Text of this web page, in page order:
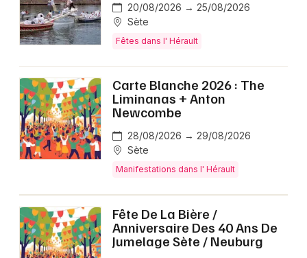
20/08/2026 → 25/08/2026
Sète
Fêtes dans l' Hérault
Carte Blanche 2026 : The
Liminanas + Anton
Newcombe
28/08/2026 → 29/08/2026
Sète
Manifestations dans l' Hérault
Fête De La Bière /
Anniversaire Des 40 Ans De
Jumelage Sète / Neuburg